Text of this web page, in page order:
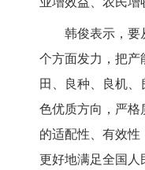
韩俊表示，要
个方面发力，把产
田、良种、良机、
色优质方向，严格
的适配性、有效性
更好地满足全国人